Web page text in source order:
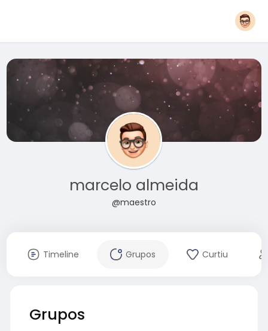
marcelo almeida
@maestro
Timeline Grupos Curtiu
Grupos